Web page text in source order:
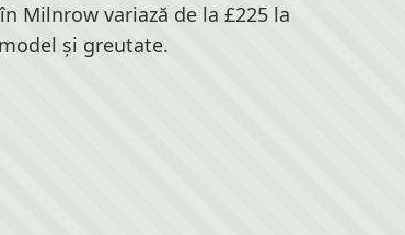
Milnrow variază de la £225 la
și greutate.